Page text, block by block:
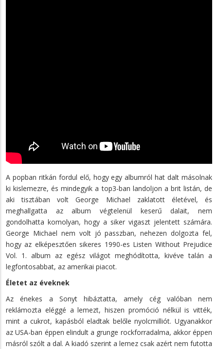
A popban ritkán fordul elő, hogy egy albumról hat dalt másolnak
ki kislemezre, és mindegyik a top3-ban landoljon a brit listán, de
aki tisztában volt George Michael zaklatott életével, és
meghallgatta az album végtelenül keserű dalait, nem
gondolhatta komolyan, hogy a siker vigaszt jelentett számára.
George Michael nem volt jó passzban, nehezen dolgozta fel,
hogy az elképesztően sikeres 1990-es Listen Without Prejudice
Vol. 1. album az egész világot meghódította, kivéve talán a
legfontosabbat, az amerikai piacot.
Életet az éveknek
Az énekes a Sonyt hibáztatta, amely cég valóban nem
reklámozta eléggé a lemezt, hiszen promóció nélkül is vitték,
mint a cukrot, kapásból eladtak belőle nyolcmilliót. Ugyanakkor
az USA-ban éppen elindult a grunge rockforradalma, akkor éppen
másról szólt a dal. A kiadó szerint a lemez csak azért nem futotta